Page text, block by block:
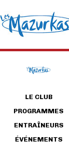
LE CLUB
PROGRAMMES
ENTRAÎNEURS
ÉVÉNEMENTS